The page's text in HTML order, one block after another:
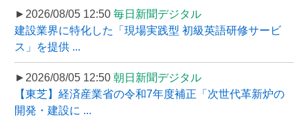
►2026/08/05 12:50 毎日新聞デジタル
建設業界に特化した「現場実践型 初級英語研修サービ
ス」を提供 ...
►2026/08/05 12:50 朝日新聞デジタル
【東芝】経済産業省の令和7年度補正「次世代革新炉の
開発・建設に ...